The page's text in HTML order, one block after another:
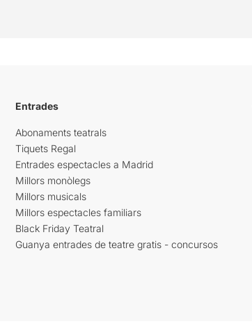
Entrades
Abonaments teatrals
Tiquets Regal
Entrades espectacles a Madrid
Millors monòlegs
Millors musicals
Millors espectacles familiars
Black Friday Teatral
Guanya entrades de teatre gratis - concursos